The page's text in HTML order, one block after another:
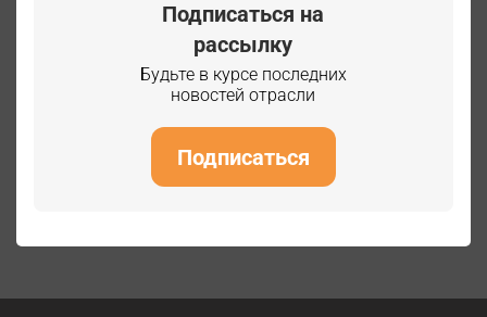
Подписаться на
рассылку
Будьте в курсе последних
новостей отрасли
Подписаться